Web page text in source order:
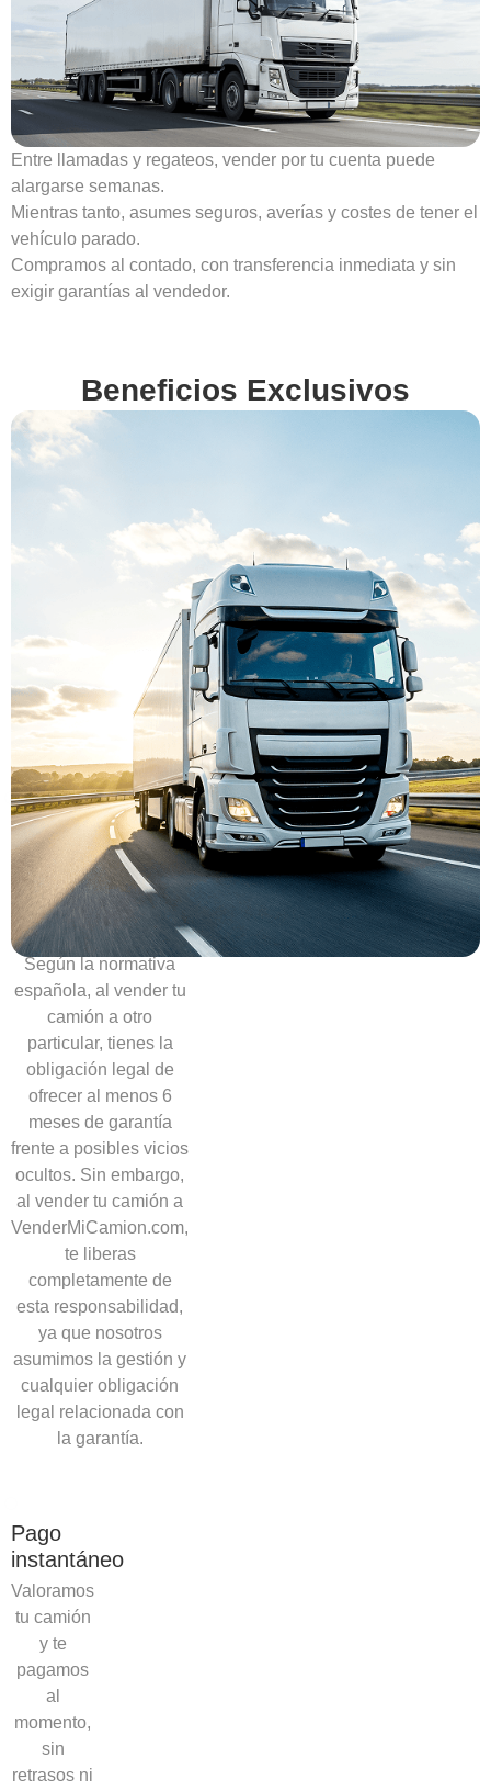
Entre llamadas y regateos, vender por tu cuenta puede
alargarse semanas.
Mientras tanto, asumes seguros, averías y costes de tener el
vehículo parado.
Compramos al contado, con transferencia inmediata y sin
exigir garantías al vendedor.
Beneficios Exclusivos
En
VenderMiCamion.com
vida más fácil. Por eso,
además de ofrecerte la
mejor tasación,
obligaciones legales
de la venta. Descubre
nuestros beneficios
exclusivos y vende tu
camión con total
confianza.
Sin
necesidad
de
ofrecer
garantías
Según la normativa
española, al vender tu
camión a otro
particular, tienes la
obligación legal de
ofrecer al menos 6
meses de garantía
frente a posibles vicios
ocultos. Sin embargo,
al vender tu camión a
VenderMiCamion.com,
te liberas
completamente de
esta responsabilidad,
ya que nosotros
asumimos la gestión y
cualquier obligación
legal relacionada con
la garantía.
Pago
instantáneo
Valoramos
tu camión
y te
pagamos
al
momento,
sin
retrasos ni